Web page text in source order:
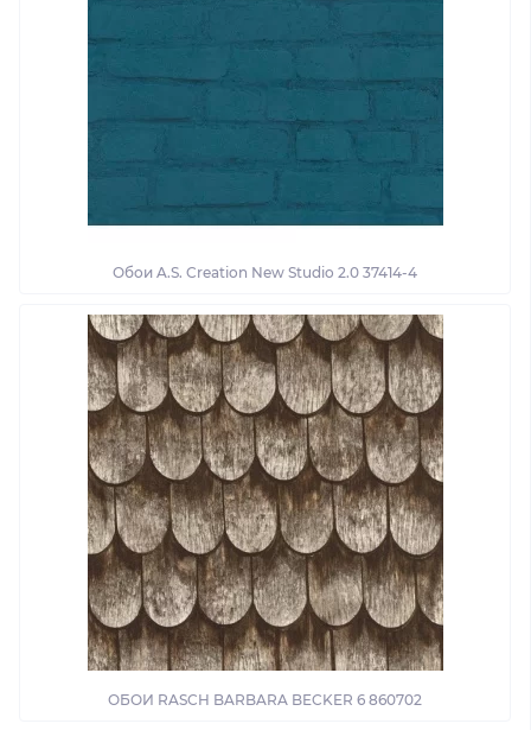
Обои A.S. Creation New Studio 2.0 37414-4
ОБОИ RASCH BARBARA BECKER 6 860702